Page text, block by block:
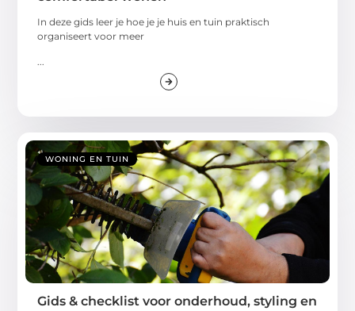
In deze gids leer je hoe je je huis en tuin praktisch
organiseert voor meer
...
WONING EN TUIN
Gids & checklist voor onderhoud, styling en